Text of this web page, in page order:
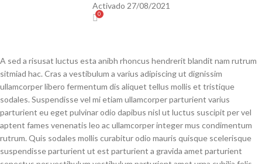
Activado 27/08/2021
0
A sed a risusat luctus esta anibh rhoncus hendrerit blandit nam rutrum
sitmiad hac. Cras a vestibulum a varius adipiscing ut dignissim
ullamcorper libero fermentum dis aliquet tellus mollis et tristique
sodales. Suspendisse vel mi etiam ullamcorper parturient varius
parturient eu eget pulvinar odio dapibus nisl ut luctus suscipit per vel
aptent fames venenatis leo ac ullamcorper integer mus condimentum
rutrum. Quis sodales mollis curabitur odio mauris quisque scelerisque
suspendisse parturient ut est parturient a gravida amet parturient